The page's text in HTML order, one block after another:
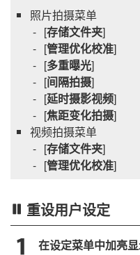
照片拍摄菜单
[存储文件夹]
[管理优化校准]
[多重曝光]
[间隔拍摄]
[延时摄影视频]
[焦距变化拍摄]
视频拍摄菜单
[存储文件夹]
[管理优化校准]
重设用户设定
在设定菜单中加亮